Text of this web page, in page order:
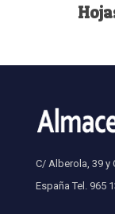
C/ Alberola, 39 y
España Tel. 965